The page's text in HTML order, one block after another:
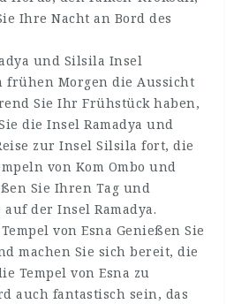
Ihre Nacht an Bord des
und Silsila Insel
frühen Morgen die Aussicht
Sie Ihr Frühstück haben,
die Insel Ramadya und
zur Insel Silsila fort, die
von Kom Ombo und
Sie Ihren Tag und
der Insel Ramadya.
von Esna Genießen Sie
machen Sie sich bereit, die
Tempel von Esna zu
auch fantastisch sein, das